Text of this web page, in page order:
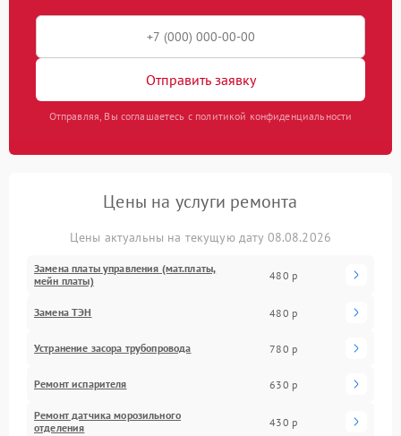
Отправить заявку
Отправляя, Вы соглашаетесь с политикой конфиденциальности
Цены на услуги ремонта
Цены актуальны на текущую дату 08.08.2026
Замена платы управления (мат.платы,
мейн платы)
480 р
Замена ТЭН 480 р
Устранение засора трубопровода 780 р
Ремонт испарителя 630 р
Ремонт датчика морозильного
отделения
430 р